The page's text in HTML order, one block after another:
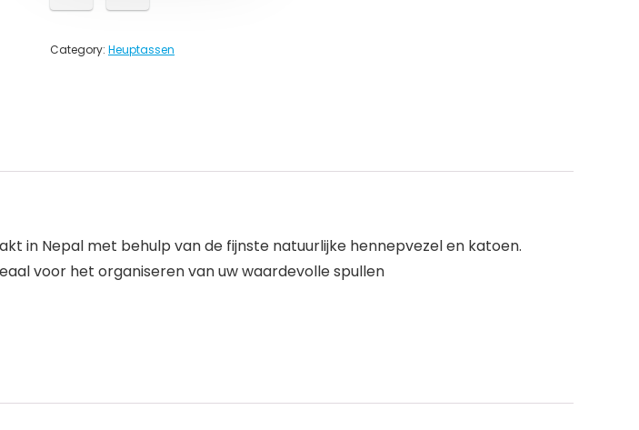
Category: Heuptassen
in Nepal met behulp van de fijnste natuurlijke hennepvezel en katoen.
voor het organiseren van uw waardevolle spullen